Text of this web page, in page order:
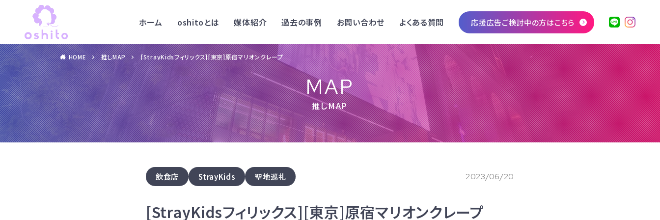
ホーム oshitoとは 媒体紹介 過去の事例 お問い合わせ よくある質問 応援広告ご検討中の方はこちら
HOME 推しMAP [StrayKidsフィリックス][東京]原宿マリオンクレープ
MAP
推しMAP
飲食店 StrayKids 聖地巡礼 2023/06/20
[StrayKidsフィリックス][東京]原宿マリオンクレープ